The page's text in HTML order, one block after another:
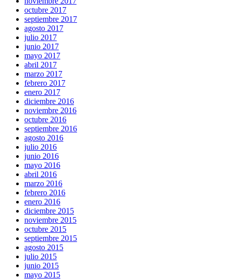
octubre 2017
septiembre 2017
agosto 2017
julio 2017
junio 2017
mayo 2017
abril 2017
marzo 2017
febrero 2017
enero 2017
diciembre 2016
noviembre 2016
octubre 2016
septiembre 2016
agosto 2016
julio 2016
junio 2016
mayo 2016
abril 2016
marzo 2016
febrero 2016
enero 2016
diciembre 2015
noviembre 2015
octubre 2015
septiembre 2015
agosto 2015
julio 2015
junio 2015
mayo 2015